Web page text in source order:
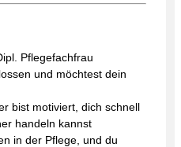
Pflegefachfrau
und möchtest dein
bist motiviert, dich schnell
handeln kannst
in der Pflege, und du